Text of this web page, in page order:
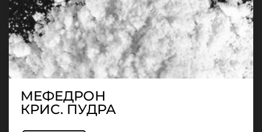
МЕФЕДРОН
КРИС. ПУДРА